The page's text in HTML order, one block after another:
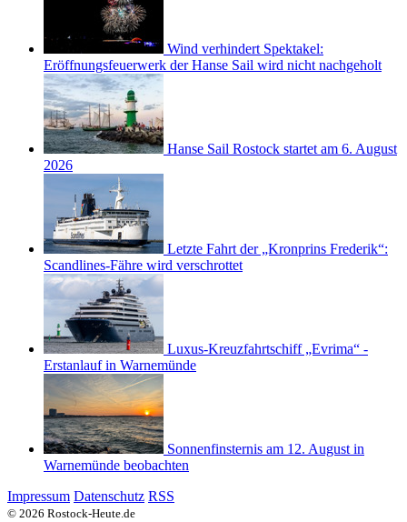
Wind verhindert Spektakel:
Eröffnungsfeuerwerk der Hanse Sail wird nicht nachgeholt
Hanse Sail Rostock startet am 6. August
2026
Letzte Fahrt der „Kronprins Frederik“:
Scandlines-Fähre wird verschrottet
Luxus-Kreuzfahrtschiff „Evrima“ -
Erstanlauf in Warnemünde
Sonnenfinsternis am 12. August in
Warnemünde beobachten
Impressum Datenschutz RSS
© 2026 Rostock-Heute.de